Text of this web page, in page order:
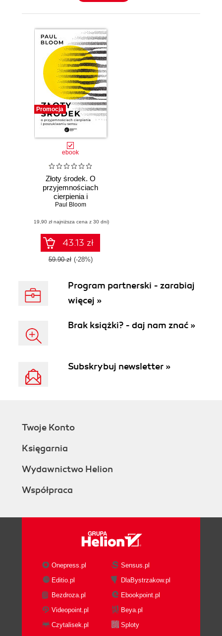
Promocja
ebook
Złoty środek. O
przyjemnościach
cierpienia i
poszukiwaniu
Paul Bloom
(19,90 zł najniższa cena z 30 dni)
43.13 zł
59.90 zł (-28%)
Program partnerski - zarabiaj
więcej »
Brak książki? - daj nam znać »
Subskrybuj newsletter »
Twoje Konto
Księgarnia
Wydawnictwo Helion
Współpraca
Onepress.pl
Sensus.pl
Editio.pl
DlaBystrzakow.pl
Bezdroza.pl
Ebookpoint.pl
Videopoint.pl
Beya.pl
Czytalisek.pl
Sploty